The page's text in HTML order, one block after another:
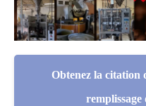
Obtenez la citation
remplissage